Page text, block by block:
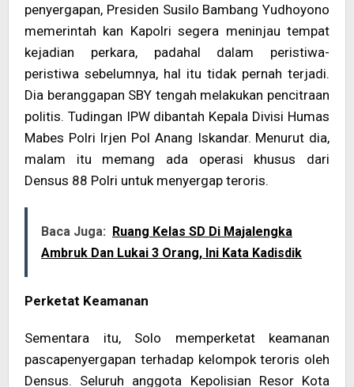
penyergapan, Presiden Susilo Bambang Yudhoyono
memerintah kan Kapolri segera meninjau tempat
kejadian perkara, padahal dalam peristiwa-
peristiwa sebelumnya, hal itu tidak pernah terjadi.
Dia beranggapan SBY tengah melakukan pencitraan
politis. Tudingan IPW dibantah Kepala Divisi Humas
Mabes Polri Irjen Pol Anang Iskandar. Menurut dia,
malam itu memang ada operasi khusus dari
Densus 88 Polri untuk menyergap teroris.
Baca Juga: Ruang Kelas SD Di Majalengka
Ambruk Dan Lukai 3 Orang, Ini Kata Kadisdik
Perketat Keamanan
Sementara itu, Solo memperketat keamanan
pascapenyergapan terhadap kelompok teroris oleh
Densus. Seluruh anggota Kepolisian Resor Kota